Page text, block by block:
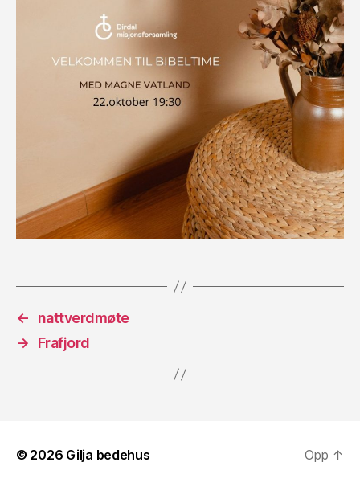
←
nattverdmøte
→
Frafjord
© 2026 Gilja bedehus Opp ↑